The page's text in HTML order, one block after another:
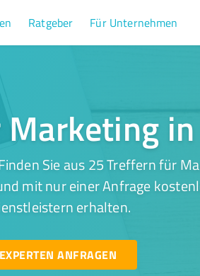
Ratgeber Für Unternehmen
Sie aus 25 Treffern für
mit nur einer Anfrage
erhalten.
ANFRAGEN